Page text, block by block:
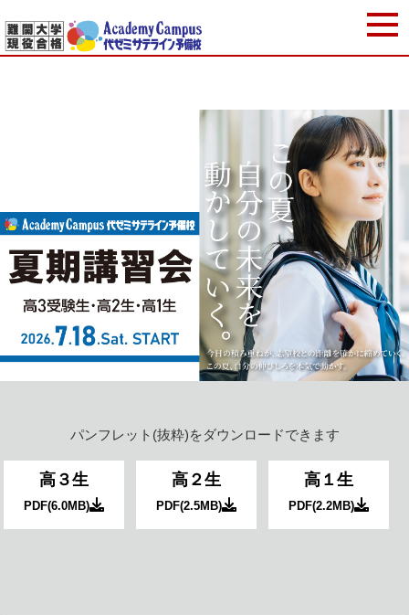
パンフレット(抜粋)をダウンロードできます
高３生
PDF(6.0MB)
高２生
PDF(2.5MB)
高１生
PDF(2.2MB)